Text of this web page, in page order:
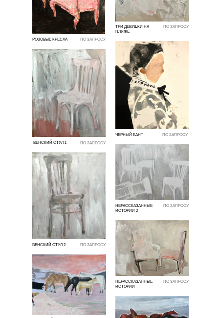
РОЗОВЫЕ КРЕСЛА
ПО ЗАПРОСУ
ТРИ ДЕВУШКИ НА
ПЛЯЖЕ
ВЕНСКИЙ СТУЛ 1
ПО ЗАПРОСУ
ПО ЗАПРОСУ
ПО ЗАПРОСУ
ПО ЗАПРОСУ
ВЕНСКИЙ СТУЛ 2
ПО ЗАПРОСУ
ЧЕРНЫЙ БАНТ
НЕРАССКАЗАННЫЕ
ИСТОРИИ
НЕРАССКАЗАННЫЕ
ИСТОРИИ 2
ПО ЗАПРОСУ